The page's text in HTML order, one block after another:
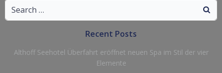
Search
for:
Recent Posts
Althoff Seehotel Überfahrt eröffnet neuen Spa im Stil der vier
Elemente